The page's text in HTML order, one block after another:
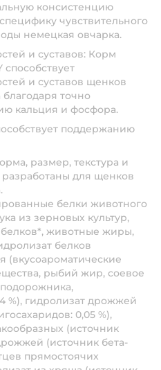
консистенцию
чувствительного
немецкая овчарка.
и суставов: Корм
способствует
и суставов щенков
точно
кальция и фосфора.
поддержанию
размер, текстура и
разработаны для щенков
белки животного
из зерновых культур,
белков*, животные жиры,
белков
(вкусоароматические
рыбий жир, соевое
%), гидролизат дрожжей
0,05 %),
(источник
(источник бета-
прямостоячих